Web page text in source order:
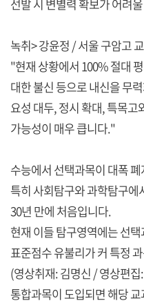
선발 시 변별력 확보가 어려
녹취> 강윤정 / 서울 구암고
"현재 상황에서 100% 절대
대한 불신 등으로 내신을 무
요성 대두, 정시 확대, 특목고
가능성이 매우 큽니다."
수능에서 선택과목이 대폭
특히 사회탐구와 과학탐구에
30년 만에 처음입니다.
현재 이들 탐구영역에는 선
표준점수 유불리가 커 특정
(영상취재: 김명신 / 영상편
통합과목이 도입되면 해당